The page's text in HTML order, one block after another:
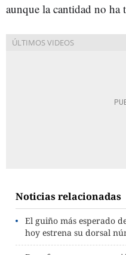
aunque la cantidad no ha
Noticias relacionadas
El guiño más esperado
hoy estrena su dorsal